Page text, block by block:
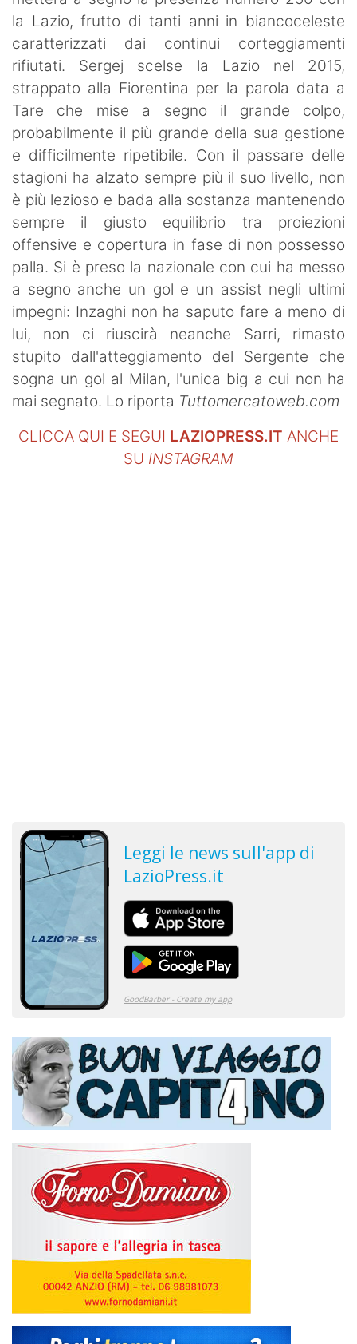
la Lazio, frutto di tanti anni in biancoceleste
caratterizzati dai continui corteggiamenti
rifiutati. Sergej scelse la Lazio nel 2015,
strappato alla Fiorentina per la parola data a
Tare che mise a segno il grande colpo,
probabilmente il più grande della sua gestione
e difficilmente ripetibile. Con il passare delle
stagioni ha alzato sempre più il suo livello, non
è più lezioso e bada alla sostanza mantenendo
sempre il giusto equilibrio tra proiezioni
offensive e copertura in fase di non possesso
palla. Si è preso la nazionale con cui ha messo
a segno anche un gol e un assist negli ultimi
impegni: Inzaghi non ha saputo fare a meno di
lui, non ci riuscirà neanche Sarri, rimasto
stupito dall'atteggiamento del Sergente che
sogna un gol al Milan, l'unica big a cui non ha
mai segnato. Lo riporta Tuttomercatoweb.com
CLICCA QUI E SEGUI LAZIOPRESS.IT ANCHE
SU INSTAGRAM